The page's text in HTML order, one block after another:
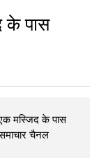
के पास
मस्जिद के पास
चैनल